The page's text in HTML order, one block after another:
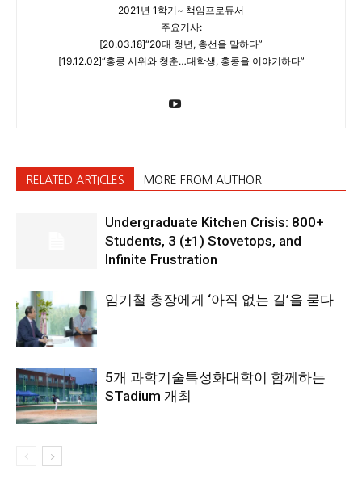
2021년 1학기~ 책임프로듀서
주요기사:
[20.03.18]“20대 청년, 총선을 말하다”
[19.12.02]“홍콩 시위와 청춘…대학생, 홍콩을 이야기하다”
RELATED ARTICLES MORE FROM AUTHOR
Undergraduate Kitchen Crisis: 800+
Students, 3 (±1) Stovetops, and
Infinite Frustration
임기철 총장에게 ‘아직 없는 길’을 묻다
5개 과학기술특성화대학이 함께하는
STadium 개최